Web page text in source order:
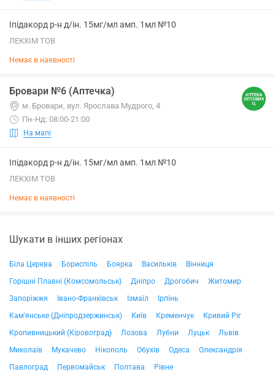
Іпідакорд р-н д/ін. 15мг/мл амп. 1мл №10
ЛЕКХІМ ТОВ
Немає в наявності
Бровари №6 (Аптечка)
м. Бровари, вул. Ярослава Мудрого, 4
Пн-Нд: 08:00-21:00
На мапі
Іпідакорд р-н д/ін. 15мг/мл амп. 1мл №10
ЛЕКХІМ ТОВ
Немає в наявності
Шукати в інших регіонах
Біла Церква Бориспіль Боярка Васильків
Вінниця
Горішні Плавні (Комсомольськ)
Дніпро Дрогобич
Житомир
Запоріжжя
Івано-Франківськ Ізмаїл
Ірпінь
Кам'янське (Дніпродзержинськ)
Київ Кременчук
Кривий Ріг
Кропивницький (Кіровоград)
Лозова Лубни Луцьк
Львів
Миколаїв
Мукачево Нікополь Обухів Одеса
Олександрія
Павлоград
Первомайськ Полтава
Рівне